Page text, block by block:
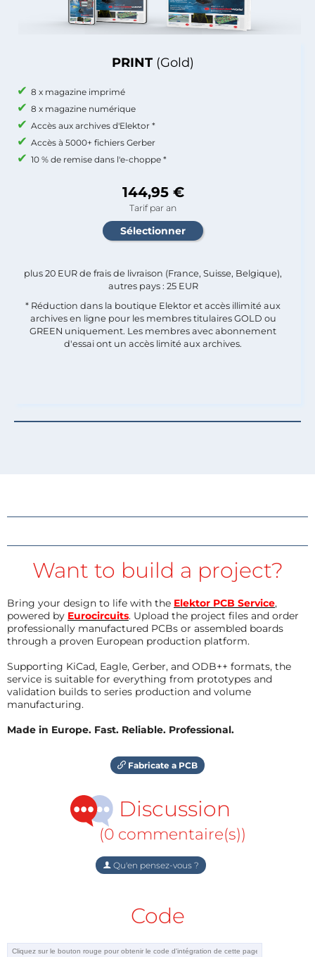
PRINT (Gold)
8 x magazine imprimé
8 x magazine numérique
Accès aux archives d'Elektor *
Accès à 5000+ fichiers Gerber
10 % de remise dans l'e-choppe *
144,95 €
Tarif par an
plus 20 EUR de frais de livraison (France, Suisse, Belgique),
autres pays : 25 EUR
* Réduction dans la boutique Elektor et accès illimité aux
archives en ligne pour les membres titulaires GOLD ou
GREEN uniquement. Les membres avec abonnement
d'essai ont un accès limité aux archives.
Want to build a project?
Bring your design to life with the Elektor PCB Service,
powered by Eurocircuits. Upload the project files and order
professionally manufactured PCBs or assembled boards
through a proven European production platform.
Supporting KiCad, Eagle, Gerber, and ODB++ formats, the
service is suitable for everything from prototypes and
validation builds to series production and volume
manufacturing.
Made in Europe. Fast. Reliable. Professional.
Fabricate a PCB
Discussion
(0 commentaire(s))
Qu'en pensez-vous ?
Code